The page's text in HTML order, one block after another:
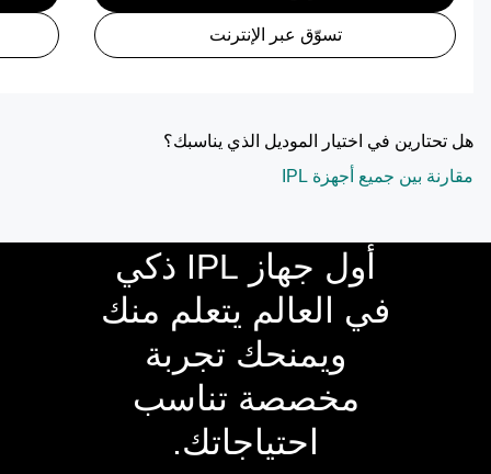
تسوّق عبر الإنترنت
هل تحتارين في اختيار الموديل الذي يناسبك؟
مقارنة بين جميع أجهزة IPL
أول جهاز IPL ذكي
في العالم يتعلم منك
ويمنحك تجربة
مخصصة تناسب
احتياجاتك.